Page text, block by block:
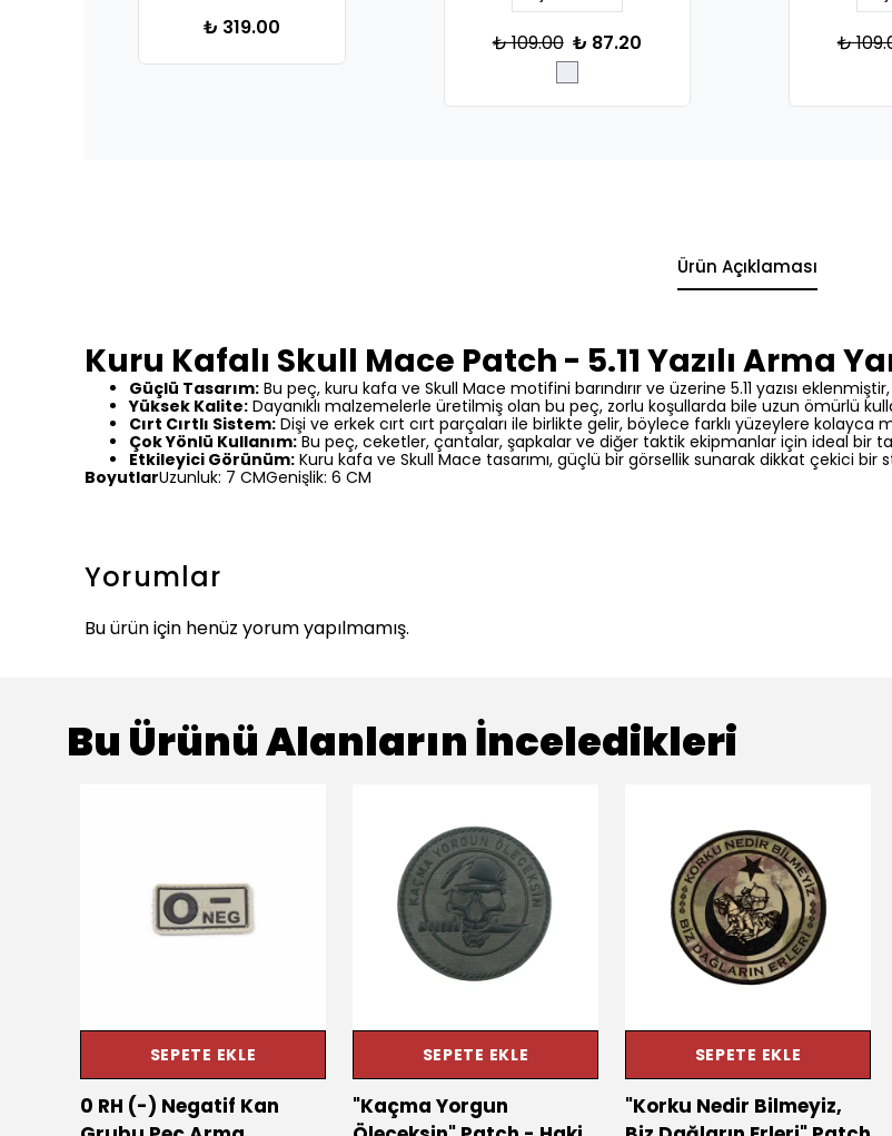
₺ 319.00
₺ 109.00 ₺ 87.20 ₺
Ürün Açıklaması
Kuru Kafalı Skull Mace Patch - 5.11 Yazılı Arma
Güçlü Tasarım: Bu peç, kuru kafa ve Skull Mace motifini barındırır ve üzerine 5.11 yazısı
Yüksek Kalite: Dayanıklı malzemelerle üretilmiş olan bu peç, zorlu koşullarda bile uzun ömürlü
Cırt Cırtlı Sistem: Dişi ve erkek cırt cırt parçaları ile birlikte gelir, böylece farklı yüzeylere kolayca
Çok Yönlü Kullanım: Bu peç, ceketler, çantalar, şapkalar ve diğer taktik ekipmanlar için ideal bir
Etkileyici Görünüm: Kuru kafa ve Skull Mace tasarımı, güçlü bir görsellik sunarak dikkat çekici bir
BoyutlarUzunluk: 7 CMGenişlik: 6 CM
Yorumlar
Bu ürün için henüz yorum yapılmamış.
Bu Ürünü Alanların İnceledikleri
SEPETE EKLE
0 RH (-) Negatif Kan
SEPETE EKLE
"Kaçma Yorgun
SEPETE EKLE
"Korku Nedir Bilmeyiz,